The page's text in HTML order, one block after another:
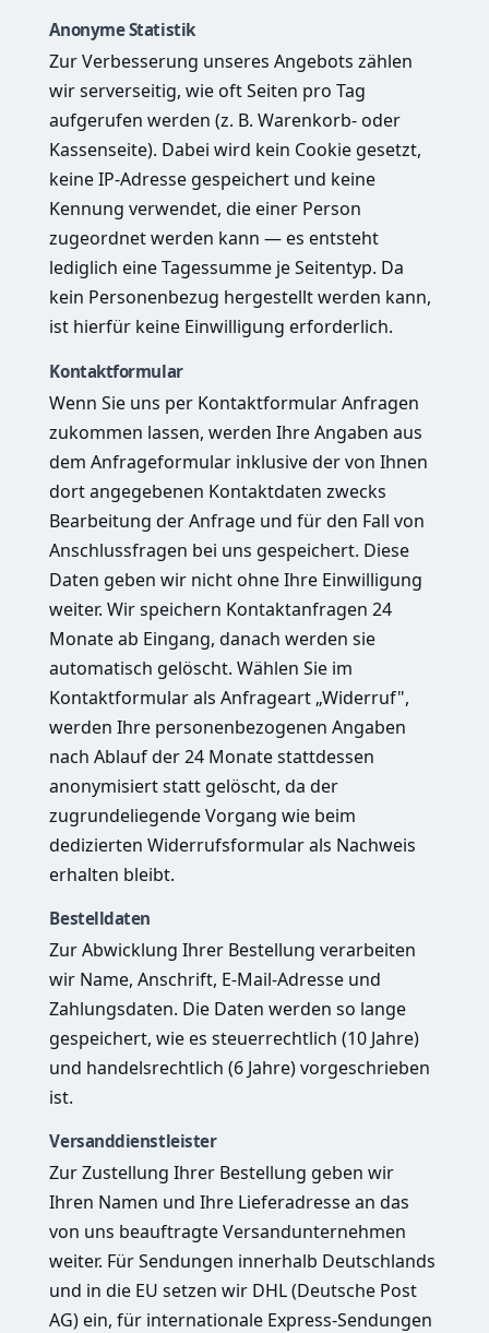
Anonyme Statistik
Zur Verbesserung unseres Angebots zählen
wir serverseitig, wie oft Seiten pro Tag
aufgerufen werden (z. B. Warenkorb- oder
Kassenseite). Dabei wird kein Cookie gesetzt,
keine IP-Adresse gespeichert und keine
Kennung verwendet, die einer Person
zugeordnet werden kann — es entsteht
lediglich eine Tagessumme je Seitentyp. Da
kein Personenbezug hergestellt werden kann,
ist hierfür keine Einwilligung erforderlich.
Kontaktformular
Wenn Sie uns per Kontaktformular Anfragen
zukommen lassen, werden Ihre Angaben aus
dem Anfrageformular inklusive der von Ihnen
dort angegebenen Kontaktdaten zwecks
Bearbeitung der Anfrage und für den Fall von
Anschlussfragen bei uns gespeichert. Diese
Daten geben wir nicht ohne Ihre Einwilligung
weiter. Wir speichern Kontaktanfragen 24
Monate ab Eingang, danach werden sie
automatisch gelöscht. Wählen Sie im
Kontaktformular als Anfrageart „Widerruf",
werden Ihre personenbezogenen Angaben
nach Ablauf der 24 Monate stattdessen
anonymisiert statt gelöscht, da der
zugrundeliegende Vorgang wie beim
dedizierten Widerrufsformular als Nachweis
erhalten bleibt.
Bestelldaten
Zur Abwicklung Ihrer Bestellung verarbeiten
wir Name, Anschrift, E-Mail-Adresse und
Zahlungsdaten. Die Daten werden so lange
gespeichert, wie es steuerrechtlich (10 Jahre)
und handelsrechtlich (6 Jahre) vorgeschrieben
ist.
Versanddienstleister
Zur Zustellung Ihrer Bestellung geben wir
Ihren Namen und Ihre Lieferadresse an das
von uns beauftragte Versandunternehmen
weiter. Für Sendungen innerhalb Deutschlands
und in die EU setzen wir DHL (Deutsche Post
AG) ein, für internationale Express-Sendungen